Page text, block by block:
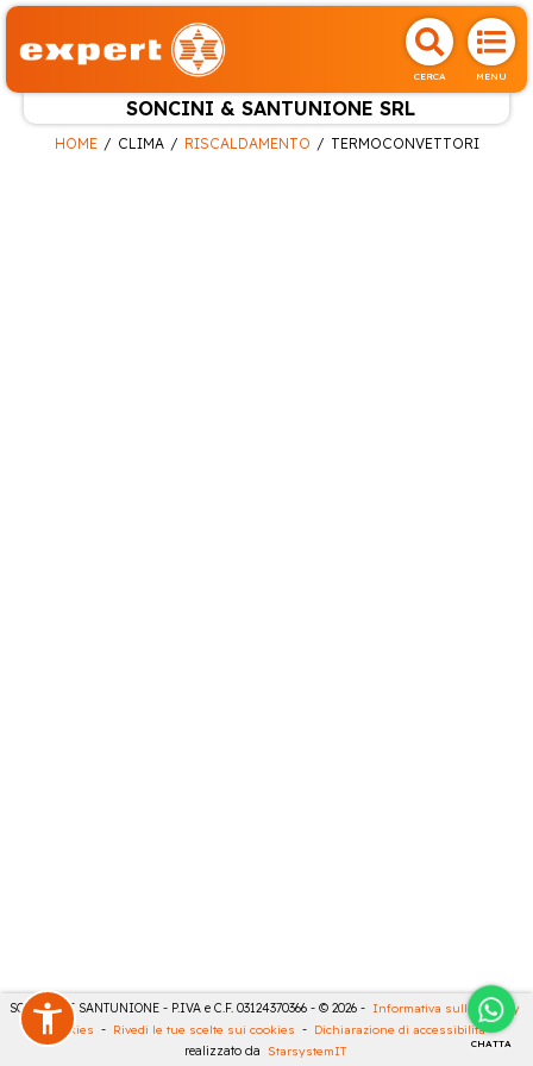
CERCA MENU
SONCINI & SANTUNIONE SRL
CHATTA
HOME CLIMA RISCALDAMENTO TERMOCONVETTORI
SONCINI E SANTUNIONE - P.IVA e C.F. 03124370366 - © 2026 - Informativa sulla privacy
Cookies - Rivedi le tue scelte sui cookies - Dichiarazione di accessibilità -
realizzato da StarsystemIT